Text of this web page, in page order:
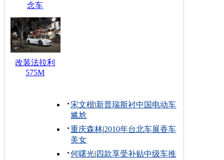
念车
改装法拉利
575M
宋文楷|新普瑞斯衬中国电动车
尴尬
重庆森林|2010年台北车展香车
美女
何曙光| 四款享受补贴中级车推